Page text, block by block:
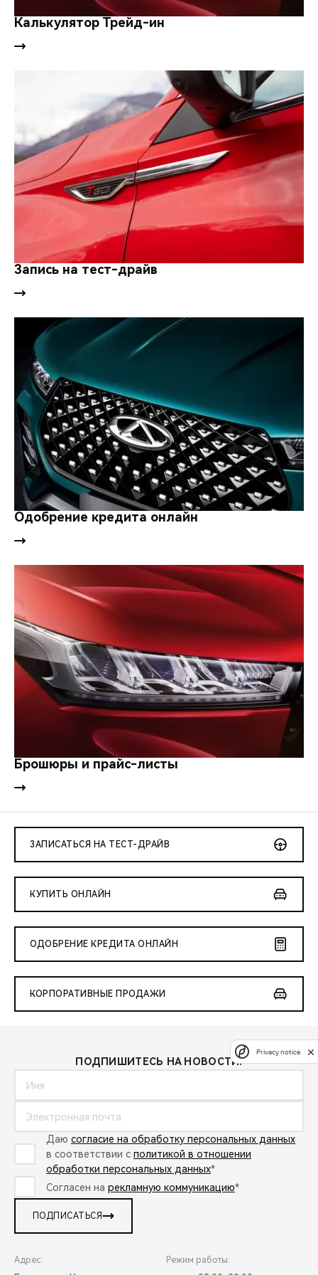
CHERY ДЛЯ ДЕТЕЙ
Калькулятор Трейд-ин
Запись на тест-драйв
Одобрение кредита онлайн
Брошюры и прайс-листы
ЗАПИСАТЬСЯ НА ТЕСТ-ДРАЙВ
КУПИТЬ ОНЛАЙН
ОДОБРЕНИЕ КРЕДИТА ОНЛАЙН
КОРПОРАТИВНЫЕ ПРОДАЖИ
ПОДПИШИТЕСЬ НА НОВОСТИ:
Даю согласие на обработку персональных данных
в соответствии с политикой в отношении
обработки персональных данных*
Согласен на рекламную коммуникацию*
ПОДПИСАТЬСЯ
Адрес: Режим работы:
Privacy notice